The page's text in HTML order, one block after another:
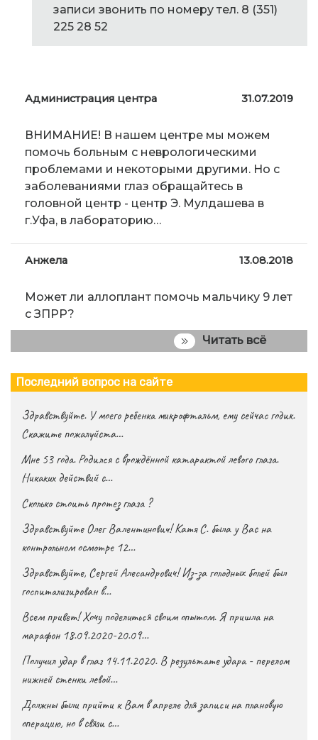
записи звонить по номеру тел. 8 (351)
225 28 52
Администрация центра 31.07.2019
ВНИМАНИЕ! В нашем центре мы можем
помочь больным с неврологическими
проблемами и некоторыми другими. Но с
заболеваниями глаз обращайтесь в
головной центр - центр Э. Мулдашева в
г.Уфа, в лабораторию…
Анжела 13.08.2018
Может ли аллоплант помочь мальчику 9 лет
с ЗПРР?
Читать всё
Последний вопрос на сайте
Здравствуйте. У моего ребенка микрофтальм, ему сейчас годик.
Скажите пожалуйста…
Мне 53 года. Родился с врождённой катарактой левого глаза.
Никаких действий с…
Сколько стоить протез глаза ?
Здравствуйте Олег Валентинович! Катя С. была у Вас на
контрольном осмотре 12…
Здравствуйте, Сергей Алесандрович! Из-за голодных болей был
госпитализирован в…
Всем привет! Хочу поделиться своим опытом. Я пришла на
марафон 18.09.2020-20.09…
Получил удар в глаз 14.11.2020. В результате удара - перелом
нижней стенки левой…
Должны были прийти к Вам в апреле для записи на плановую
операцию, но в связи с…